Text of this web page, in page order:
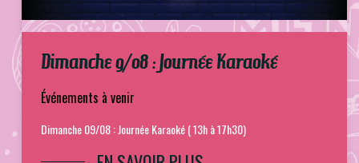
Dimanche 9/08 : Journée Karaoké
Événements à venir
Dimanche 09/08 : Journée Karaoké ( 13h à 17h30)